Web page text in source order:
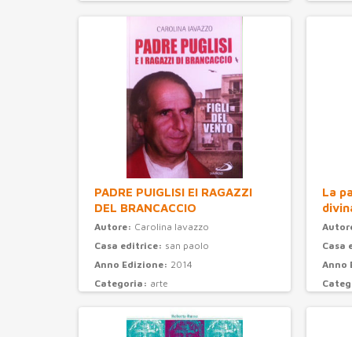
PADRE PUIGLISI EI RAGAZZI
DEL BRANCACCIO
Autore: Carolina Iavazzo
Casa editrice: san paolo
Anno Edizione: 2014
Categoria: arte
La
Casa
Anno